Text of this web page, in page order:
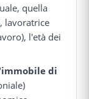
quella
lavoratrice
l'età dei
di